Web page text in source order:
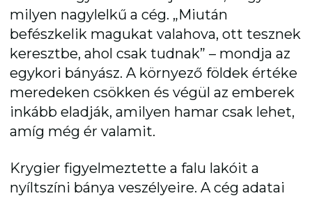
milyen nagylelkű a cég. „Miután
befészkelik magukat valahova, ott tesznek
keresztbe, ahol csak tudnak” – mondja az
egykori bányász. A környező földek értéke
meredeken csökken és végül az emberek
inkább eladják, amilyen hamar csak lehet,
amíg még ér valamit.
Krygier figyelmeztette a falu lakóit a
nyíltszíni bánya veszélyeire. A cég adatai